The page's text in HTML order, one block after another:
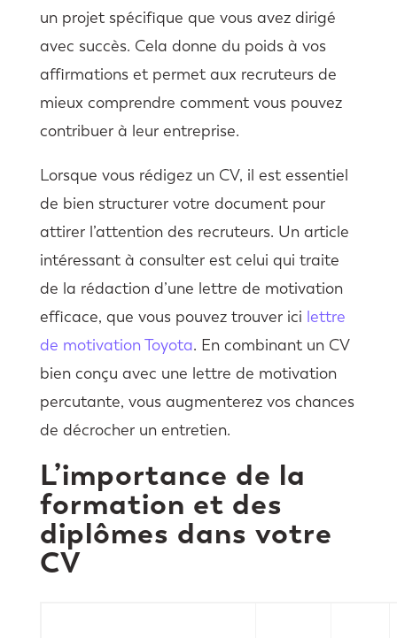
un projet spécifique que vous avez dirigé
avec succès. Cela donne du poids à vos
affirmations et permet aux recruteurs de
mieux comprendre comment vous pouvez
contribuer à leur entreprise.
Lorsque vous rédigez un CV, il est essentiel
de bien structurer votre document pour
attirer l’attention des recruteurs. Un article
intéressant à consulter est celui qui traite
de la rédaction d’une lettre de motivation
efficace, que vous pouvez trouver ici lettre
de motivation Toyota. En combinant un CV
bien conçu avec une lettre de motivation
percutante, vous augmenterez vos chances
de décrocher un entretien.
L’importance de la
formation et des
diplômes dans votre
CV